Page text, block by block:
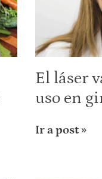
El láser
uso en
Ir a post »